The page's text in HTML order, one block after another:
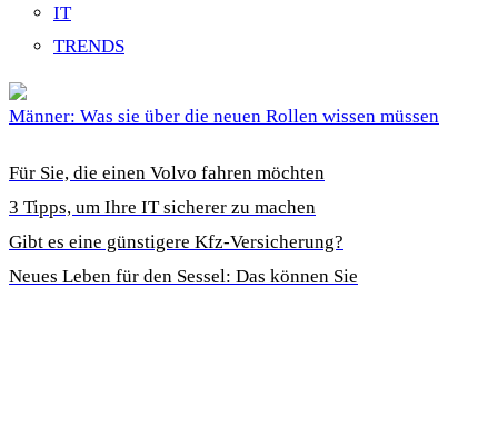
IT
TRENDS
Männer: Was sie über die neuen Rollen wissen müssen
Für Sie, die einen Volvo fahren möchten
3 Tipps, um Ihre IT sicherer zu machen
Gibt es eine günstigere Kfz-Versicherung?
Neues Leben für den Sessel: Das können Sie